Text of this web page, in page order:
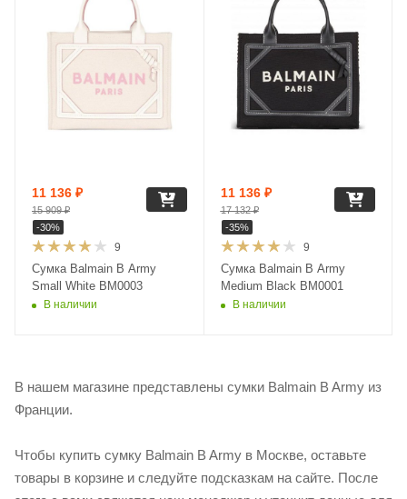
9
Сумка Balmain B Army
Small White BM0003
В наличии
11 136 ₽
15 909₽
-30%
9
Сумка Balmain B Army
Medium Black BM0001
В наличии
11 136₽
17 132₽
-35%
В нашем магазине представлены сумки Balmain B Army из
Франции.
Чтобы купить сумку Balmain B Army в Москве, оставьте
товары в корзине и следуйте подсказкам на сайте. После